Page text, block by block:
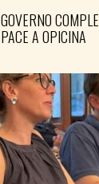
GOVERNO
PACE A OPICINA